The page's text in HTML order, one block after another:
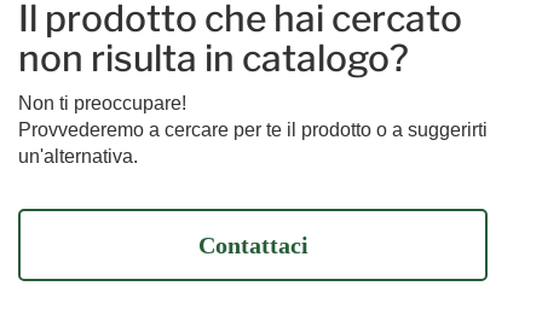
Il prodotto che hai cercato
non risulta in catalogo?
Non ti preoccupare!
Provvederemo a cercare per te il prodotto o a suggerirti
un'alternativa.
Contattaci